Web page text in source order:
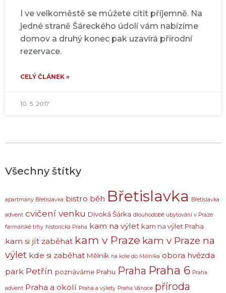
I ve velkoměstě se můžete cítit příjemně. Na
jedné straně Šáreckého údolí vám nabízíme
domov a druhý konec pak uzavírá přírodní
rezervace.
CELÝ ČLÁNEK »
10. 5. 2017
Všechny štítky
apartmány Břetislavka bistro běh Břetislavka Břetislavka
advent cvičení venku Divoká Šárka dlouhodobé ubytování v Praze
farmářské trhy historická Praha kam na výlet kam na výlet Praha
kam si jít zaběhat kam v Praze kam v Praze na
výlet kde si zaběhat Mělník na kole do Mělníka obora hvězda
park Petřín poznáváme Prahu Praha Praha 6 Praha
advent Praha a okolí Praha a výlety Praha Vánoce příroda